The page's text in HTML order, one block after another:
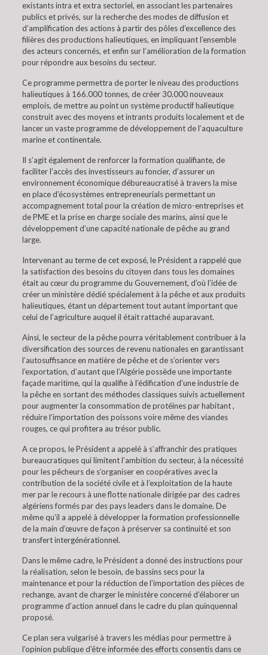
existants intra et extra sectoriel, en associant les partenaires
publics et privés, sur la recherche des modes de diffusion et
d’amplification des actions à partir des pôles d’excellence des
filières des productions halieutiques, en impliquant l’ensemble
des acteurs concernés, et enfin sur l’amélioration de la formation
pour répondre aux besoins du secteur.
Ce programme permettra de porter le niveau des productions
halieutiques à 166.000 tonnes, de créer 30.000 nouveaux
emplois, de mettre au point un système productif halieutique
construit avec des moyens et intrants produits localement et de
lancer un vaste programme de développement de l’aquaculture
marine et continentale.
Il s’agit également de renforcer la formation qualifiante, de
faciliter l’accès des investisseurs au foncier, d’assurer un
environnement économique débureaucratisé à travers la mise
en place d’écosystèmes entrepreneurials permettant un
accompagnement total pour la création de micro-entreprises et
de PME et la prise en charge sociale des marins, ainsi que le
développement d’une capacité nationale de pêche au grand
large.
Intervenant au terme de cet exposé, le Président a rappelé que
la satisfaction des besoins du citoyen dans tous les domaines
était au cœur du programme du Gouvernement, d’où l’idée de
créer un ministère dédié spécialement à la pêche et aux produits
halieutiques, étant un département tout autant important que
celui de l’agriculture auquel il était rattaché auparavant.
Ainsi, le secteur de la pêche pourra véritablement contribuer à la
diversification des sources de revenu nationales en garantissant
l’autosuffisance en matière de pêche et de s’orienter vers
l’exportation, d’autant que l’Algérie possède une importante
façade maritime, qui la qualifie à l’édification d’une industrie de
la pêche en sortant des méthodes classiques suivis actuellement
pour augmenter la consommation de protéines par habitant ,
réduire l’importation des poissons voire même des viandes
rouges, ce qui profitera au trésor public.
A ce propos, le Président a appelé à s’affranchir des pratiques
bureaucratiques qui limitent l’ambition du secteur, à la nécessité
pour les pêcheurs de s’organiser en coopératives avec la
contribution de la société civile et à l’exploitation de la haute
mer par le recours à une flotte nationale dirigée par des cadres
algériens formés par des pays leaders dans le domaine. De
même qu’il a appelé à développer la formation professionnelle
de la main d’œuvre de façon à préserver sa continuité et son
transfert intergénérationnel.
Dans le même cadre, le Président a donné des instructions pour
la réalisation, selon le besoin, de bassins secs pour la
maintenance et pour la réduction de l’importation des pièces de
rechange, avant de charger le ministère concerné d’élaborer un
programme d’action annuel dans le cadre du plan quinquennal
proposé.
Ce plan sera vulgarisé à travers les médias pour permettre à
l’opinion publique d’être informée des efforts consentis dans ce